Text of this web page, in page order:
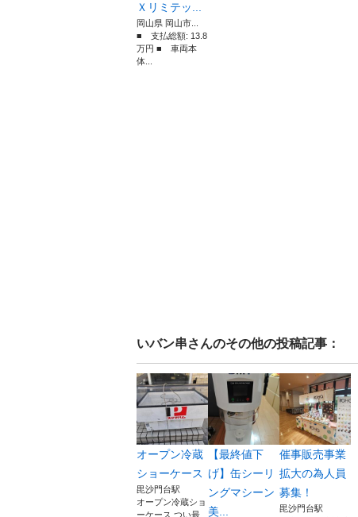
Ｘリミテッ...
岡山県 岡山市...
■ 支払総額: 13.8
万円 ■ 車両本
体...
いバン串さんのその他の投稿記事：
オープン冷蔵
ショーケース
毘沙門台駅
オープン冷蔵ショ
ーケース つい最
【最終値下
げ】缶シーリ
ングマシーン
美...
催事販売事業
拡大の為人員
募集！
毘沙門台駅